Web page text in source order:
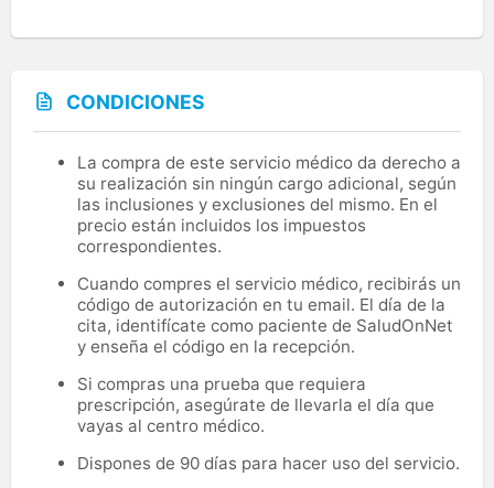
CONDICIONES
La compra de este servicio médico da derecho a
su realización sin ningún cargo adicional, según
las inclusiones y exclusiones del mismo. En el
precio están incluidos los impuestos
correspondientes.
Cuando compres el servicio médico, recibirás un
código de autorización en tu email. El día de la
cita, identifícate como paciente de SaludOnNet
y enseña el código en la recepción.
Si compras una prueba que requiera
prescripción, asegúrate de llevarla el día que
vayas al centro médico.
Dispones de 90 días para hacer uso del servicio.